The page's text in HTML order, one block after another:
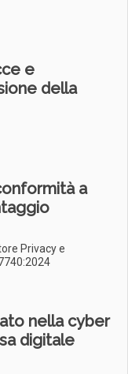
e
della
a
Privacy e
nella cyber
digitale